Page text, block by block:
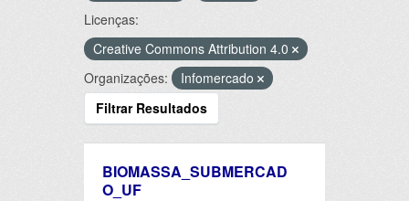
Licenças:
Creative Commons Attribution 4.0
Organizações:
Infomercado
Filtrar Resultados
BIOMASSA_SUBMERCAD
O_UF